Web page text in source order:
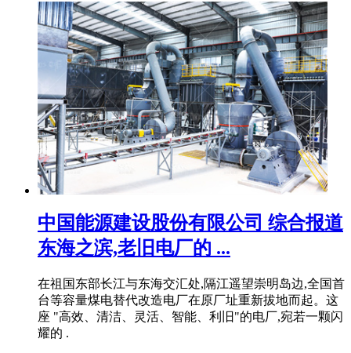
中国能源建设股份有限公司 综合报道
东海之滨,老旧电厂的 ...
在祖国东部长江与东海交汇处,隔江遥望崇明岛边,全国首
台等容量煤电替代改造电厂在原厂址重新拔地而起。这
座 "高效、清洁、灵活、智能、利旧"的电厂,宛若一颗闪
耀的 .